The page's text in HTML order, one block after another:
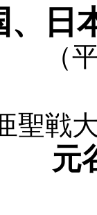
、
（
聖戦
元